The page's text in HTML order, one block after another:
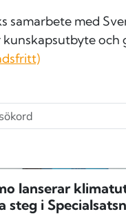
samarbete med
och
lanserar
steg i